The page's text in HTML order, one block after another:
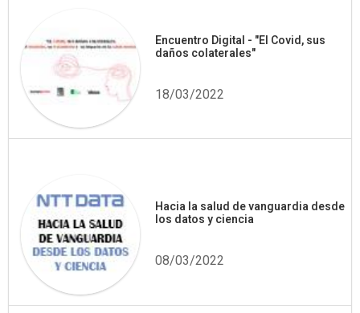
Encuentro Digital - "El Covid, sus
daños colaterales"
18/03/2022
Hacia la salud de vanguardia desde
los datos y ciencia
08/03/2022